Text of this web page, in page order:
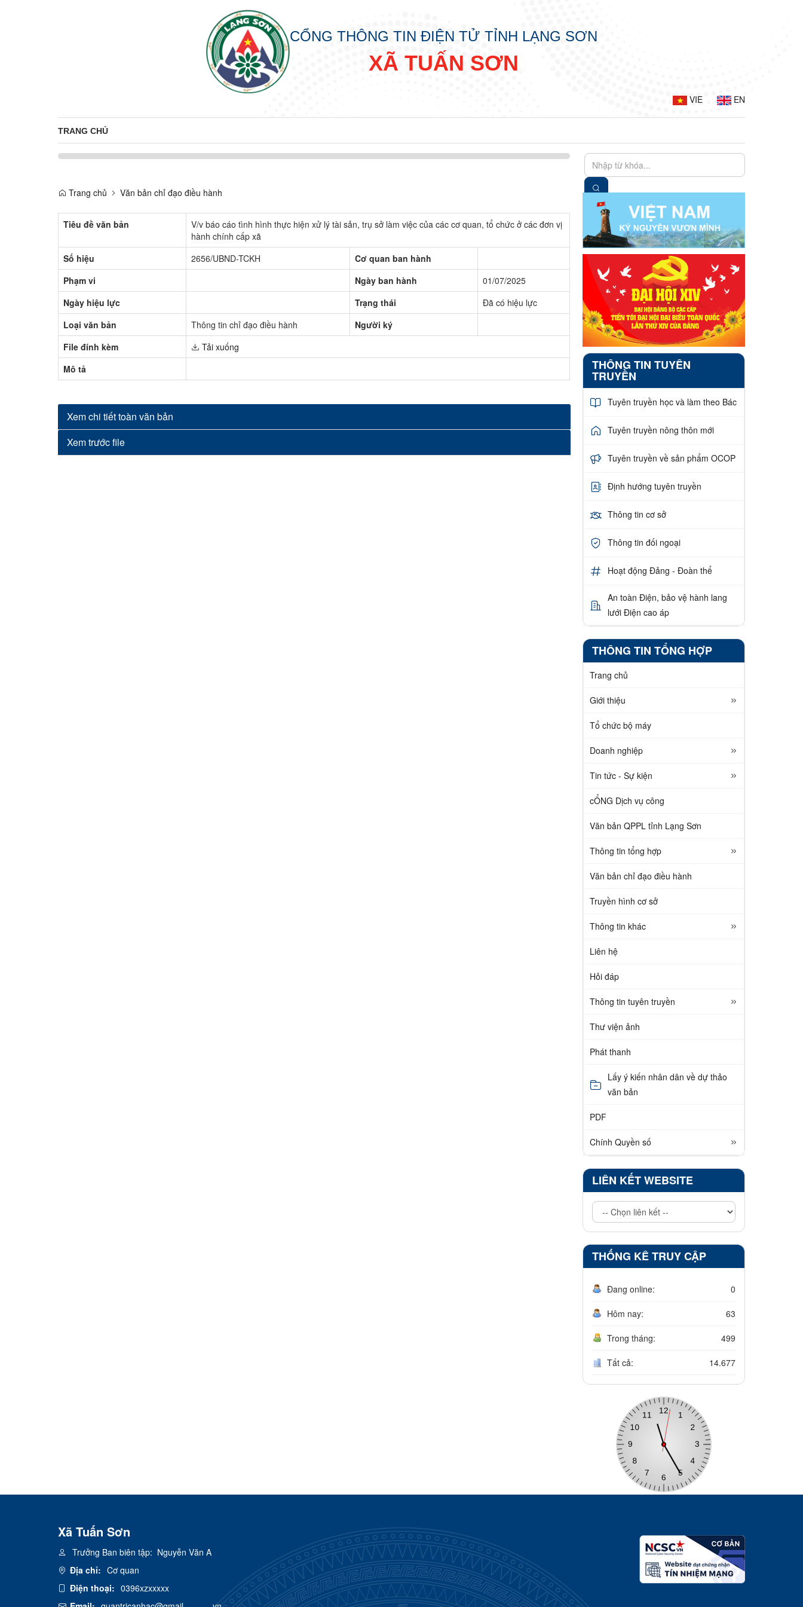
CỔNG THÔNG TIN ĐIỆN TỬ TỈNH LẠNG SƠN
XÃ TUẤN SƠN
VIE EN
TRANG CHỦ
Trang chủ Văn bản chỉ đạo điều hành
Tiêu đề văn bản
V/v báo cáo tình hình thực hiện xử lý tài sản, trụ sở làm việc của các cơ quan, tổ chức ở các đơn vị
hành chính cấp xã
Số hiệu
2656/UBND-TCKH
Cơ quan ban hành
Phạm vi
Ngày ban hành
01/07/2025
Ngày hiệu lực
Trạng thái
Đã có hiệu lực
Loại văn bản
Thông tin chỉ đạo điều hành
Người ký
File đính kèm
Tải xuống
Mô tả
Xem chi tiết toàn văn bản
Xem trước file
THÔNG TIN TUYÊN
TRUYỀN
Tuyên truyền học và làm theo Bác
Tuyên truyền nông thôn mới
Tuyên truyền về sản phẩm OCOP
Định hướng tuyên truyền
Thông tin cơ sở
Thông tin đối ngoại
Hoạt động Đảng - Đoàn thể
An toàn Điện, bảo vệ hành lang
lưới Điện cao áp
THÔNG TIN TỔNG HỢP
Trang chủ
Giới thiệu
Tổ chức bộ máy
Doanh nghiệp
Tin tức - Sự kiện
cỔNG Dịch vụ công
Văn bản QPPL tỉnh Lạng Sơn
Thông tin tổng hợp
Văn bản chỉ đạo điều hành
Truyền hình cơ sở
Thông tin khác
Liên hệ
Hỏi đáp
Thông tin tuyên truyền
Thư viện ảnh
Phát thanh
Lấy ý kiến nhân dân về dự thảo
văn bản
PDF
Chính Quyền số
LIÊN KẾT WEBSITE
THỐNG KÊ TRUY CẬP
Đang online: 0
Hôm nay: 63
Trong tháng: 499
Tất cả: 14.677
Xã Tuấn Sơn
Trưởng Ban biên tập: Nguyễn Văn A
Địa chỉ: Cơ quan
Điện thoại: 0396xzxxxxx